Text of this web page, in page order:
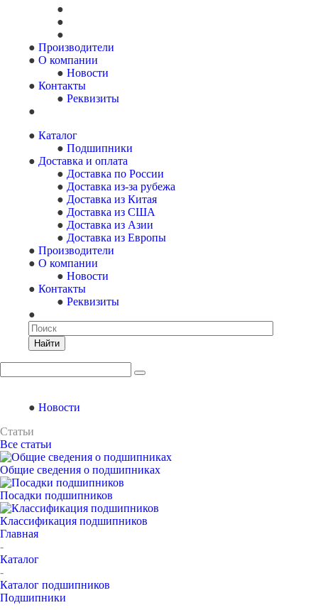
Производители
О компании
Новости
Контакты
Реквизиты
Каталог
Подшипники
Доставка и оплата
Доставка по России
Доставка из-за рубежа
Доставка из Китая
Доставка из США
Доставка из Азии
Доставка из Европы
Производители
О компании
Новости
Контакты
Реквизиты
Найти
Новости
Статьи
Все статьи
Общие сведения о подшипниках
Посадки подшипников
Классификация подшипников
Главная
-
Каталог
-
Каталог подшипников
Подшипники